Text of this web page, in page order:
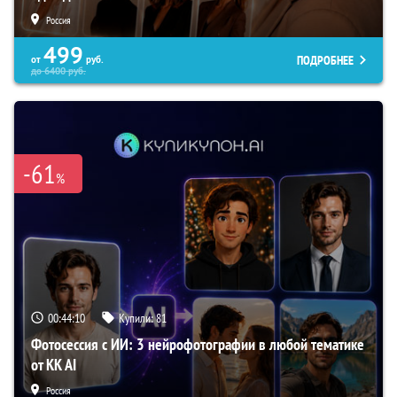
Россия
от 499 руб.
до6400руб.
ПОДРОБНЕЕ
-61%
00:44:09 Купили:81
Фотосессия с ИИ: 3 нейрофотографии в любой тематике
от KK AI
Россия